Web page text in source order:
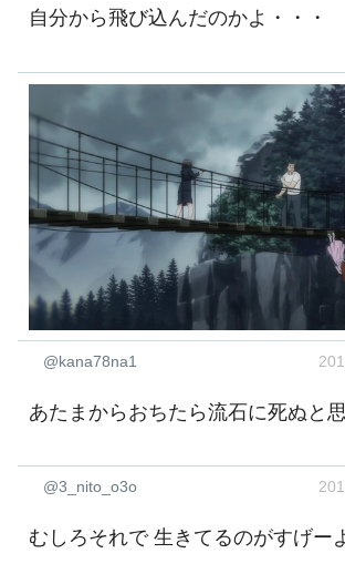
自分から飛び込んだのかよ・・・
@kana78na1
あたまからおちたら流石に死ぬと
@3_nito_o3o
むしろそれで 生きてるのがすげー